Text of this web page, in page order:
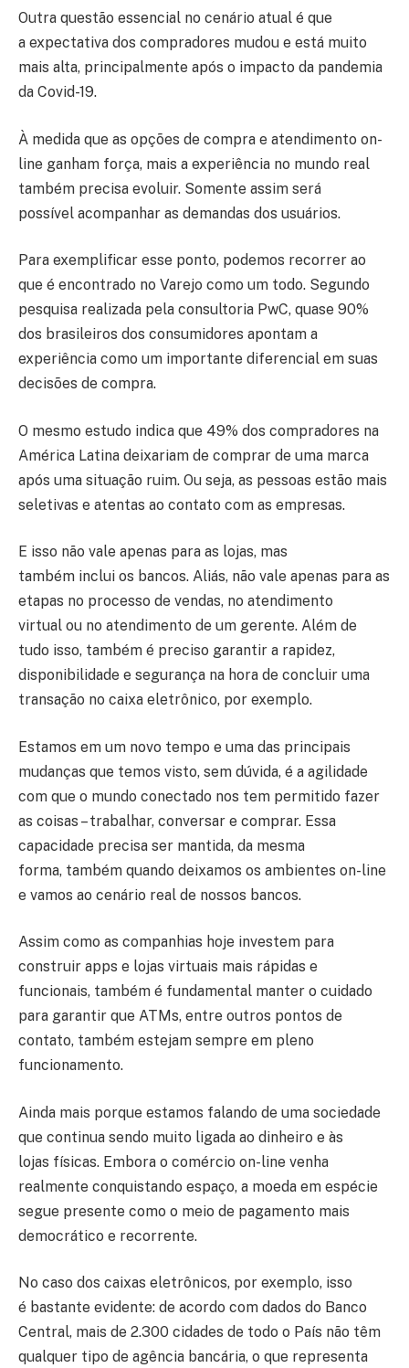
Outra questão essencial no cenário atual é que
a expectativa dos compradores mudou e está muito
mais alta, principalmente após o impacto da pandemia
da Covid-19.
À medida que as opções de compra e atendimento on-
line ganham força, mais a experiência no mundo real
também precisa evoluir. Somente assim será
possível acompanhar as demandas dos usuários.
Para exemplificar esse ponto, podemos recorrer ao
que é encontrado no Varejo como um todo. Segundo
pesquisa realizada pela consultoria PwC, quase 90%
dos brasileiros dos consumidores apontam a
experiência como um importante diferencial em suas
decisões de compra.
O mesmo estudo indica que 49% dos compradores na
América Latina deixariam de comprar de uma marca
após uma situação ruim. Ou seja, as pessoas estão mais
seletivas e atentas ao contato com as empresas.
E isso não vale apenas para as lojas, mas
também inclui os bancos. Aliás, não vale apenas para as
etapas no processo de vendas, no atendimento
virtual ou no atendimento de um gerente. Além de
tudo isso, também é preciso garantir a rapidez,
disponibilidade e segurança na hora de concluir uma
transação no caixa eletrônico, por exemplo.
Estamos em um novo tempo e uma das principais
mudanças que temos visto, sem dúvida, é a agilidade
com que o mundo conectado nos tem permitido fazer
as coisas – trabalhar, conversar e comprar. Essa
capacidade precisa ser mantida, da mesma
forma, também quando deixamos os ambientes on-line
e vamos ao cenário real de nossos bancos.
Assim como as companhias hoje investem para
construir apps e lojas virtuais mais rápidas e
funcionais, também é fundamental manter o cuidado
para garantir que ATMs, entre outros pontos de
contato, também estejam sempre em pleno
funcionamento.
Ainda mais porque estamos falando de uma sociedade
que continua sendo muito ligada ao dinheiro e às
lojas físicas. Embora o comércio on-line venha
realmente conquistando espaço, a moeda em espécie
segue presente como o meio de pagamento mais
democrático e recorrente.
No caso dos caixas eletrônicos, por exemplo, isso
é bastante evidente: de acordo com dados do Banco
Central, mais de 2.300 cidades de todo o País não têm
qualquer tipo de agência bancária, o que representa